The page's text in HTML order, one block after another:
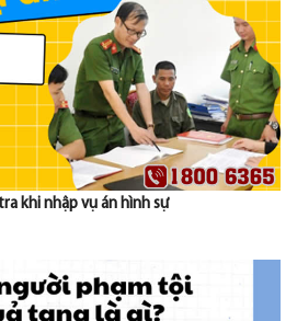
khi nhập vụ án hình sự